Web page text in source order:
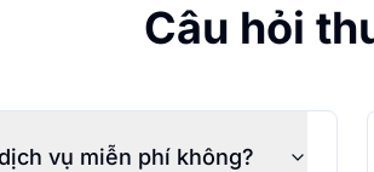
Câu hỏi
vụ miễn phí không?